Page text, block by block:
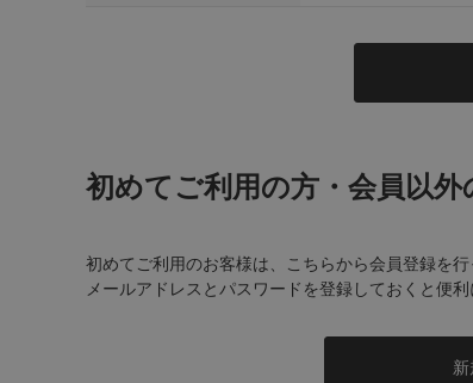
初めてご利用の方・会員以外
初めてご利用のお客様は、こちらから会員登録を行
メールアドレスとパスワードを登録しておくと便